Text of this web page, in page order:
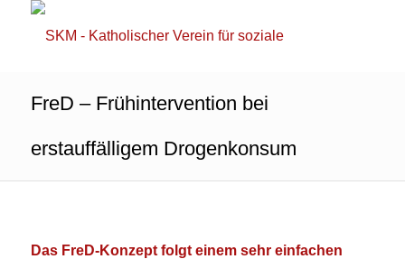
FreD – Frühintervention bei
erstauffälligem Drogenkonsum
Das FreD-Konzept folgt einem sehr einfachen